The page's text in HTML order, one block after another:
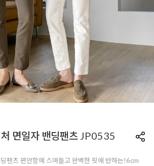
면일자 밴딩팬츠 JP0535
팬츠 편안함에 스며들고 완벽한 핏에 반하는!6cm